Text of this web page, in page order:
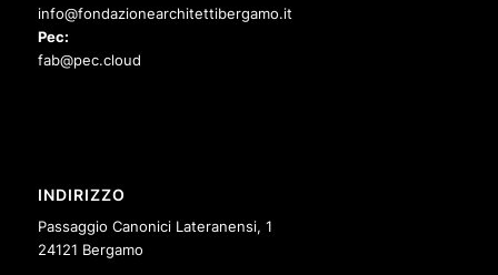
info@fondazionearchitettibergamo.it
Pec:
fab@pec.cloud
INDIRIZZO
Passaggio Canonici Lateranensi, 1
24121 Bergamo